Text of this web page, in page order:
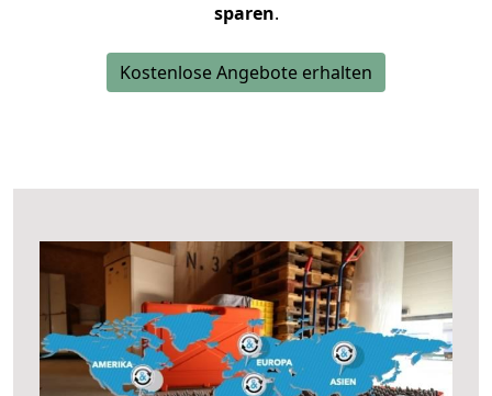
sparen.
Kostenlose Angebote erhalten